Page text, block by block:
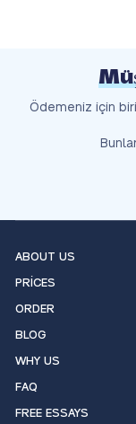
Ödemeniz için
ABOUT US
PRICES
ORDER
BLOG
WHY US
FAQ
FREE ESSAYS